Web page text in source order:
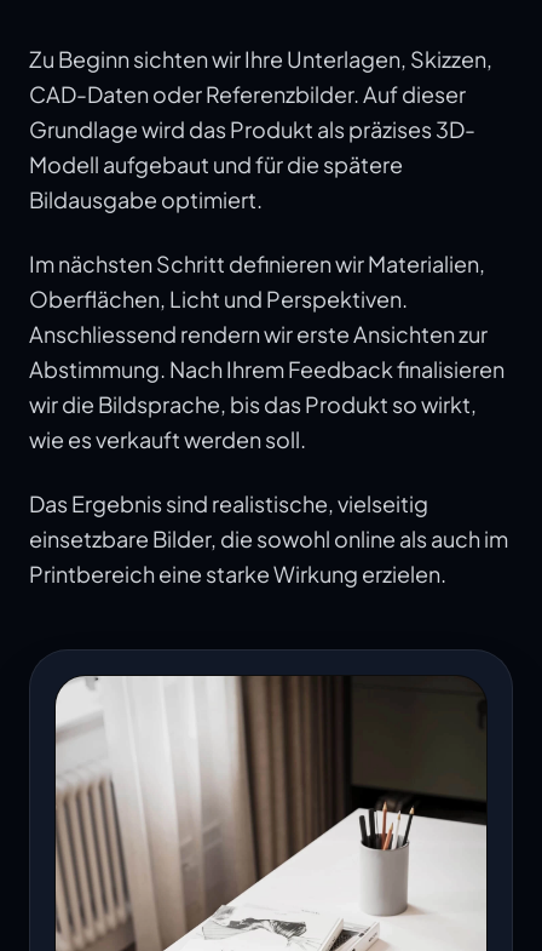
Zu Beginn sichten wir Ihre Unterlagen, Skizzen,
CAD-Daten oder Referenzbilder. Auf dieser
Grundlage wird das Produkt als präzises 3D-
Modell aufgebaut und für die spätere
Bildausgabe optimiert.
Im nächsten Schritt definieren wir Materialien,
Oberflächen, Licht und Perspektiven.
Anschliessend rendern wir erste Ansichten zur
Abstimmung. Nach Ihrem Feedback finalisieren
wir die Bildsprache, bis das Produkt so wirkt,
wie es verkauft werden soll.
Das Ergebnis sind realistische, vielseitig
einsetzbare Bilder, die sowohl online als auch im
Printbereich eine starke Wirkung erzielen.